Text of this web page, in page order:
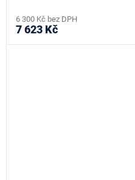
6 300 Kč bez DPH
7 623 Kč